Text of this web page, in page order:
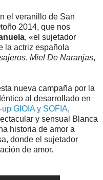
el veranillo de San
2014, que nos
, «el sujetador
la actriz española
, Miel De Naranjas,
nueva campaña por la
al desarrollado en
GIOIA y SOFIA,
y sensual Blanca
historia de amor a
donde el sujetador
de amor.